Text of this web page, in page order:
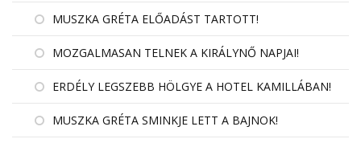
MUSZKA GRÉTA ELŐADÁST TARTOTT!
MOZGALMASAN TELNEK A KIRÁLYNŐ NAPJAI!
ERDÉLY LEGSZEBB HÖLGYE A HOTEL KAMILLÁBAN!
MUSZKA GRÉTA SMINKJE LETT A BAJNOK!